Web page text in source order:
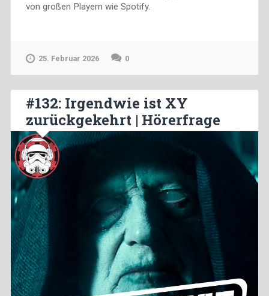
von großen Playern wie Spotify.
25. Februar 2026 0
#132: Irgendwie ist XY
zurückgekehrt | Hörerfrage